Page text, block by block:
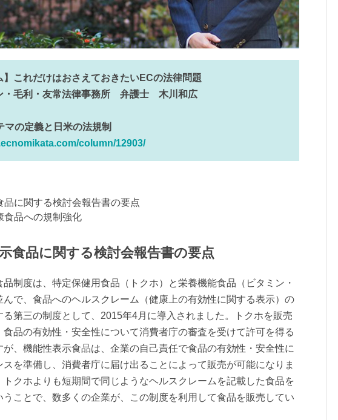
】これだけはおさえておきたいECの法律問題
・毛利・友常法律事務所 弁護士 木川和広
マの定義と日米の法規制
column/12903/
品に関する検討会報告書の要点
食品への規制強化
食品に関する検討会報告書の要点
制度は、特定保健用食品（トクホ）と栄養機能食品（ビタミン・
んで、食品へのヘルスクレーム（健康上の有効性に関する表示）の
る第三の制度として、2015年4月に導入されました。トクホを販売
食品の有効性・安全性について消費者庁の審査を受けて許可を得る
が、機能性表示食品は、企業の自己責任で食品の有効性・安全性に
スを準備し、消費者庁に届け出ることによって販売が可能になりま
トクホよりも短期間で同じようなヘルスクレームを記載した食品を
うことで、数多くの企業が、この制度を利用して食品を販売してい